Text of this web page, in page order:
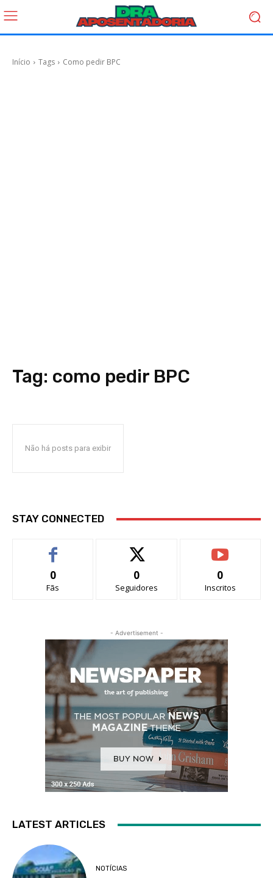
Início Tags Como pedir BPC
Tag: como pedir BPC
Não há posts para exibir
STAY CONNECTED
0
Fãs
0
Seguidores
0
Inscritos
- Advertisement -
LATEST ARTICLES
NOTÍCIAS